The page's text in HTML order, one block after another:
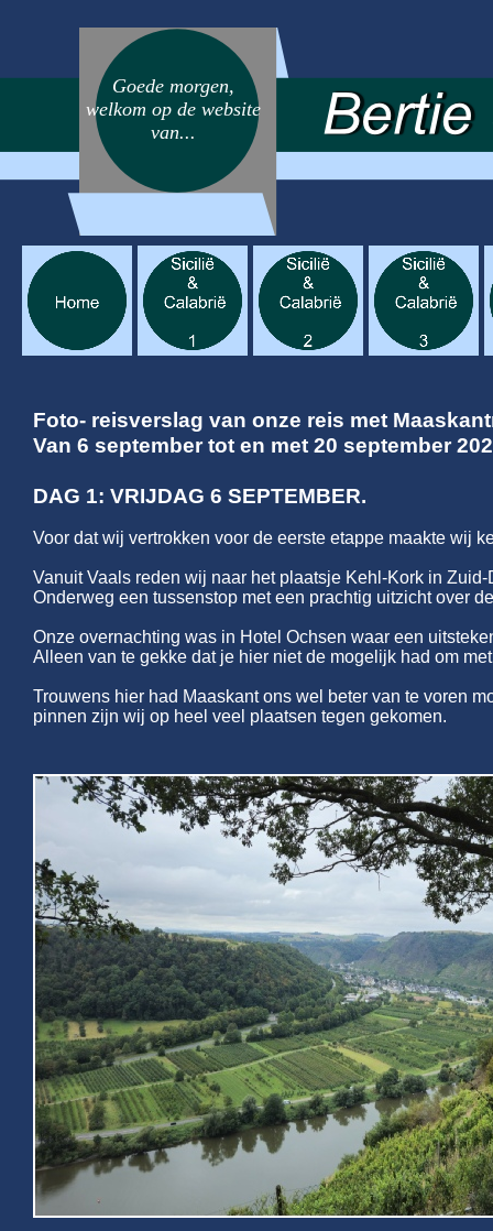
Foto- reisverslag van onze reis met
Van 6 september tot en met 20 september
DAG 1: VRIJDAG 6 SEPTEMBER.
Voor dat wij vertrokken voor de eerste etappe maakte wij
Vanuit Vaals reden wij naar het plaatsje Kehl-Kork in Zuid-
Onderweg een tussenstop met een prachtig uitzicht over
Onze overnachting was in Hotel Ochsen waar een
Alleen van te gekke dat je hier niet de mogelijk had om
Trouwens hier had Maaskant ons wel beter van te voren
pinnen zijn wij op heel veel plaatsen tegen gekomen.
Goede morgen,
welkom op de website
van...